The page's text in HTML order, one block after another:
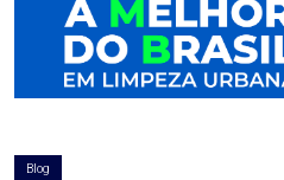
ADMINISTRAÇÃO
AGOSTO
Blog